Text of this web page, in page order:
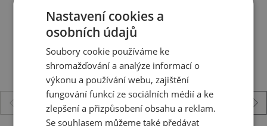
Nastavení cookies a
osobních údajů
Soubory cookie používáme ke
shromažďování a analýze informací o
výkonu a používání webu, zajištění
fungování funkcí ze sociálních médií a ke
zlepšení a přizpůsobení obsahu a reklam.
Se souhlasem můžeme také předávat